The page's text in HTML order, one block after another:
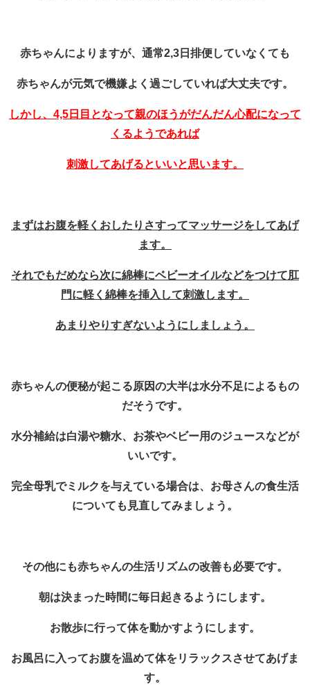
赤ちゃんによりますが、通常2,3日排便していなくても
赤ちゃんが元気で機嫌よく過ごしていれば大丈夫です。
しかし、4,5日目となって親のほうがだんだん心配になって
くるようであれば
刺激してあげるといいと思います。
まずはお腹を軽くおしたりさすってマッサージをしてあげ
ます。
それでもだめなら次に綿棒にベビーオイルなどをつけて肛
門に軽く綿棒を挿入して刺激します。
あまりやりすぎないようにしましょう。
赤ちゃんの便秘が起こる原因の大半は水分不足によるもの
だそうです。
水分補給は白湯や糖水、お茶やベビー用のジュースなどが
いいです。
完全母乳でミルクを与えている場合は、お母さんの食生活
についても見直してみましょう。
その他にも赤ちゃんの生活リズムの改善も必要です。
朝は決まった時間に毎日起きるようにします。
お散歩に行って体を動かすようにします。
お風呂に入ってお腹を温めて体をリラックスさせてあげま
す。